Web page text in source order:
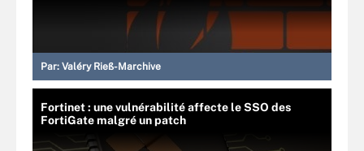
Par: Valéry Rieß-Marchive
Fortinet : une vulnérabilité affecte le SSO des
FortiGate malgré un patch